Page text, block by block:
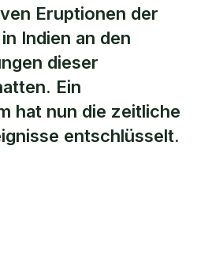
Eruptionen der
Indien an den
dieser
Ein
hat nun die zeitliche
entschlüsselt.